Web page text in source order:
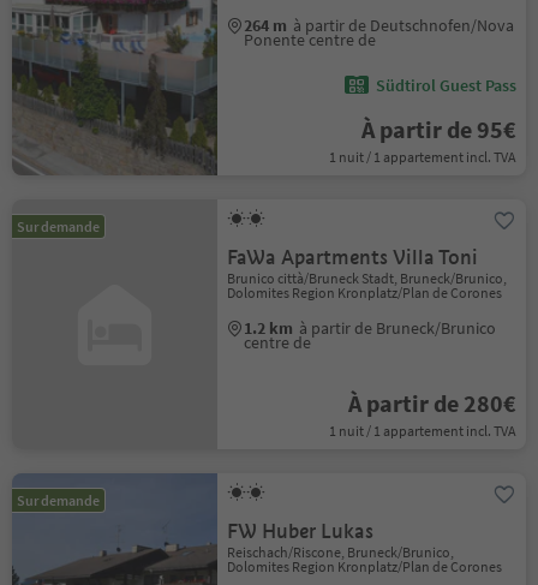
264 m à partir de Deutschnofen/Nova
Ponente centre de
Südtirol Guest Pass
À partir de 95€
1 nuit / 1 appartement incl. TVA
Sur demande
FaWa Apartments Villa Toni
Brunico città/Bruneck Stadt, Bruneck/Brunico,
Dolomites Region Kronplatz/Plan de Corones
1.2 km à partir de Bruneck/Brunico
centre de
À partir de 280€
1 nuit / 1 appartement incl. TVA
Sur demande
FW Huber Lukas
Reischach/Riscone, Bruneck/Brunico,
Dolomites Region Kronplatz/Plan de Corones